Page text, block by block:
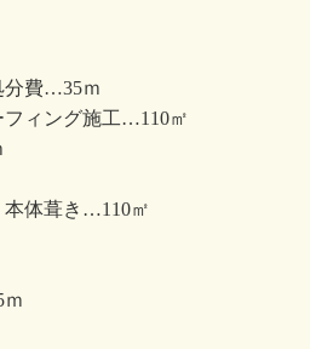
費…35ｍ
ィング施工…110㎡
体葺き…110㎡